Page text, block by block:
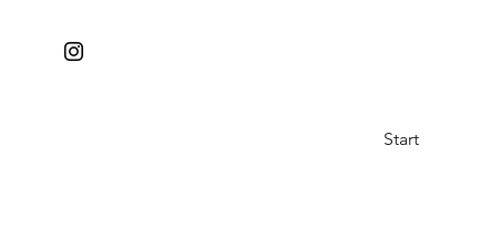
Start